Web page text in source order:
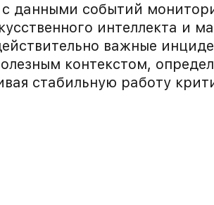
данными событий
интеллекта и
важные
контекстом,
стабильную работу